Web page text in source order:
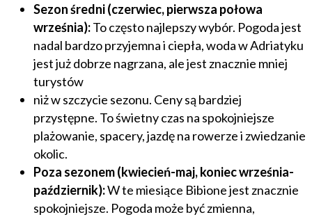
Sezon średni (czerwiec, pierwsza połowa
września):To często najlepszy wybór. Pogoda jest
nadal bardzo przyjemna i ciepła, woda w Adriatyku
jest już dobrze nagrzana, ale jest znacznie mniej
turystów
niż w szczycie sezonu. Ceny są bardziej
przystępne. To świetny czas na spokojniejsze
plażowanie, spacery, jazdę na rowerze i zwiedzanie
okolic.
Poza sezonem (kwiecień-maj, koniec września-
październik):W te miesiące Bibione jest znacznie
spokojniejsze. Pogoda może być zmienna,